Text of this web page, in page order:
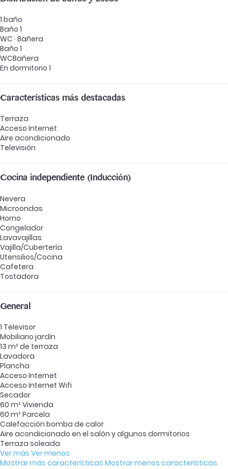
1 baño
Baño 1
WC · Bañera
Baño 1
WCBañera
En dormitorio 1
Características más destacadas
Terraza
Acceso Internet
Aire acondicionado
Televisión
Cocina independiente (Inducción)
Nevera
Microondas
Horno
Congelador
Lavavajillas
Vajilla/Cubertería
Utensilios/Cocina
Cafetera
Tostadora
General
1 Televisor
Mobiliario jardín
13 m² de terraza
Lavadora
Plancha
Acceso Internet
Acceso Internet Wifi
Secador
60 m² Vivienda
60 m² Parcela
Calefacción bomba de calor
Aire acondicionado en el salón y algunos dormitorios
Terraza soleada
Ver más Ver menos
Mostrar más características Mostrar menos características